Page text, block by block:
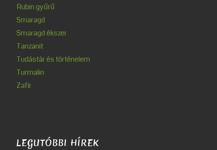
Rubin gyűrű
Smaragd
Smaragd ékszer
Tanzanit
Tudástár és történelem
Turmalin
Zafír
LEGUTÓBBI HÍREK